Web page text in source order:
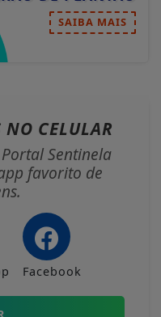
SAIBA MAIS
NO CELULAR
Sentinela
favorito de
Facebook